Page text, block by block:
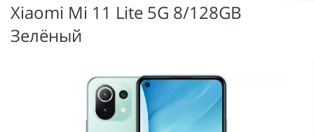
Xiaomi Mi 11 Lite 5G 8/128GB
Зелёный